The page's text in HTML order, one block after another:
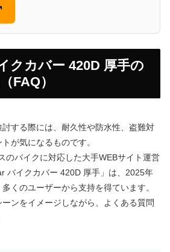
クカバー 420D 厚手の
FAQ）
する際には、耐久性や防水性、盗難対
が気になるものです。
のバイクに対応した大手WEBサイト運営
バイクカバー 420D 厚手」は、2025年
くのユーザーから支持を得ています。
ンをイメージしながら、よくある質問